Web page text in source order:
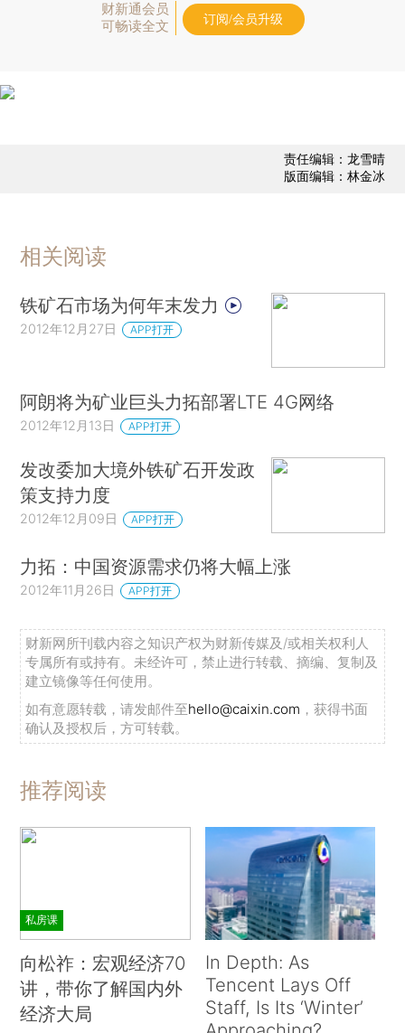
财新通会员
可畅读全文
订阅/会员升级
责任编辑：龙雪晴
版面编辑：林金冰
相关阅读
铁矿石市场为何年末发力
2012年12月27日 APP打开
阿朗将为矿业巨头力拓部署LTE 4G网络
2012年12月13日 APP打开
发改委加大境外铁矿石开发政
策支持力度
2012年12月09日 APP打开
力拓：中国资源需求仍将大幅上涨
2012年11月26日 APP打开
财新网所刊载内容之知识产权为财新传媒及/或相关权利人
专属所有或持有。未经许可，禁止进行转载、摘编、复制及
建立镜像等任何使用。
如有意愿转载，请发邮件至hello@caixin.com ，获得书面
确认及授权后，方可转载。
推荐阅读
私房课
向松祚：宏观经济70
讲，带你了解国内外
经济大局
In Depth: As
Tencent Lays Off
Staff, Is Its ‘Winter’